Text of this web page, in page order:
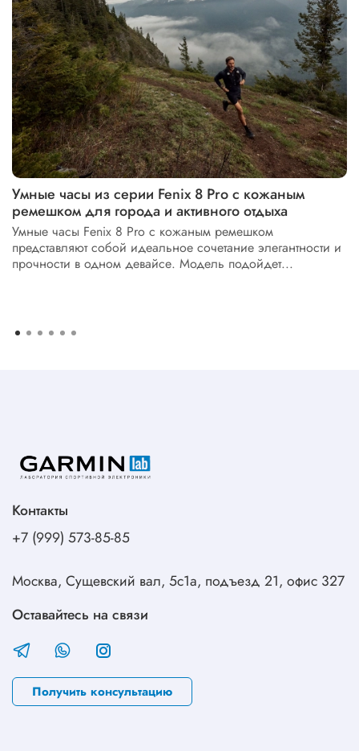
Умные часы из серии Fenix 8 Pro с кожаным
ремешком для города и активного отдыха
Умные часы Fenix 8 Pro с кожаным ремешком
представляют собой идеальное сочетание элегантности и
прочности в одном девайсе. Модель подойдет...
Контакты
+7 (999) 573-85-85
Москва, Сущевский вал, 5с1а, подъезд 21, офис 327
Оставайтесь на связи
Получить консультацию